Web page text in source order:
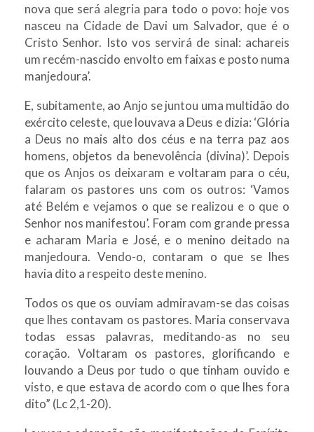
nova que será alegria para todo o povo: hoje vos
nasceu na Cidade de Davi um Salvador, que é o
Cristo Senhor. Isto vos servirá de sinal: achareis
um recém-nascido envolto em faixas e posto numa
manjedoura’.
E, subitamente, ao Anjo se juntou uma multidão do
exército celeste, que louvava a Deus e dizia: ‘Glória
a Deus no mais alto dos céus e na terra paz aos
homens, objetos da benevolência (divina)’. Depois
que os Anjos os deixaram e voltaram para o céu,
falaram os pastores uns com os outros: ‘Vamos
até Belém e vejamos o que se realizou e o que o
Senhor nos manifestou’. Foram com grande pressa
e acharam Maria e José, e o menino deitado na
manjedoura. Vendo-o, contaram o que se lhes
havia dito a respeito deste menino.
Todos os que os ouviam admiravam-se das coisas
que lhes contavam os pastores. Maria conservava
todas essas palavras, meditando-as no seu
coração. Voltaram os pastores, glorificando e
louvando a Deus por tudo o que tinham ouvido e
visto, e que estava de acordo com o que lhes fora
dito” (Lc 2,1-20).